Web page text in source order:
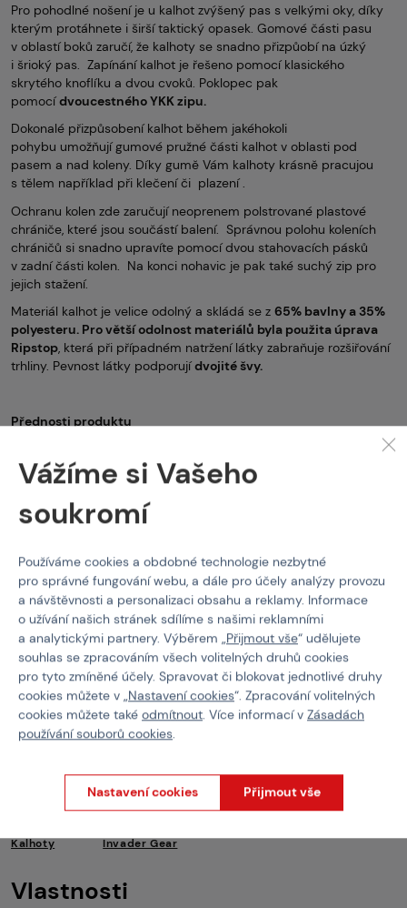
Pro pohodlné nošení je u kalhot zvýšený pas s velkými oky, díky
kterým protáhnete i širší taktický opasek. Gomové části pasu
v oblastí boků zaručí, že kalhoty se snadno přizpůobí na úzký
i šrioký pas. Zapínání kalhot je řešeno pomocí klasického
skrytého knoflíku a dvou cvoků. Poklopec pak
pomocídvoucestného YKK zipu.
Dokonalé přizpůsobení kalhot během jakéhokoli
pohybu umožňují gumové pružné části kalhot v oblasti pod
pasem a nad koleny. Díky gumě Vám kalhoty krásně pracujou
s tělem například při klečení či plazení .
Ochranu kolen zde zaručují neoprenem polstrované plastové
chrániče, které jsou součástí balení. Správnou polohu koleních
chráničů si snadno upravíte pomocí dvou stahovacích pásků
v zadní části kolen. Na konci nohavic je pak také suchý zip pro
jejich stažení.
Materiál kalhot je velice odolný a skládá se z 65% bavlny a 35%
polyesteru. Pro větší odolnost materiálů byla použita úprava
Ripstop, která při případném natržení látky zabraňuje rozšiřování
trhliny. Pevnost látky podporujídvojité švy.
Přednosti produktu
Zvýšený passgumovými pružnými boky
Pružné gumové částikalhot pro přizpůsobení během pohybu
Suché zipy na stažení nohavic
-Suché zipy pro stažení kolen
-Materiál:65% bavlna,35% polyesters úpravou Ripstop
-Dvoucestný YKKzip poklopce
-2 klasické kapsy vpředu
-1 skrytá YKK kapsa v přední levé kapse
-1 otevřená přední kapsa na zásobník či mobil
-2 menší YKK kapsy na nohavicích
Kalhoty Invader Gear
Vlastnosti
Vážíme si Vašeho
soukromí
Používáme cookies a obdobné technologie nezbytné
pro správné fungování webu, a dále pro účely analýzy provozu
a návštěvnosti a personalizaci obsahu a reklamy. Informace
o užívání našich stránek sdílíme s našimi reklamními
a analytickými partnery. Výběrem „Přijmout vše“ udělujete
souhlas se zpracováním všech volitelných druhů cookies
pro tyto zmíněné účely. Spravovat či blokovat jednotlivé druhy
cookies můžete v „Nastavení cookies“. Zpracování volitelných
cookies můžete také odmítnout. Více informací v Zásadách
používání souborů cookies.
Nastavení cookies Přijmout vše